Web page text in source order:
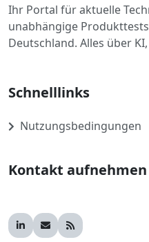
Ihr Portal für aktuelle
unabhängige
Deutschland. Alles über
Schnelllinks
Nutzungsbedingungen
Kontakt aufnehmen